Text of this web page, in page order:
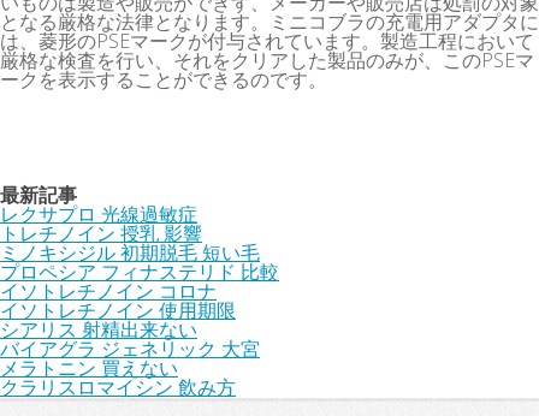
となる厳格な法律となります。ミニコブラの充電用アダプタに
は、菱形のPSEマークが付与されています。製造工程において
厳格な検査を行い、それをクリアした製品のみが、このPSEマ
ークを表示することができるのです。
最新記事
レクサプロ 光線過敏症
トレチノイン 授乳 影響
ミノキシジル 初期脱毛 短い毛
プロペシア フィナステリド 比較
イソトレチノイン コロナ
イソトレチノイン 使用期限
シアリス 射精出来ない
バイアグラ ジェネリック 大宮
メラトニン 買えない
クラリスロマイシン 飲み方